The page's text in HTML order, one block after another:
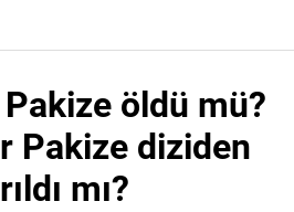
öldü mü?
Pakize diziden
mı?